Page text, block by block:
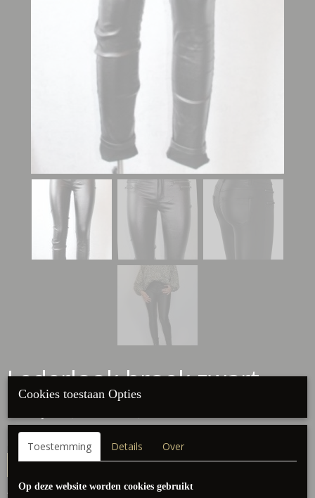
Lederlook broek zwart
Maat
Aantal
Cookies toestaan Opties
Toestemming Details Over
Op deze website worden cookies gebruikt